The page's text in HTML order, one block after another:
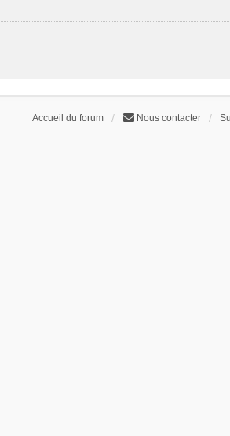
Accueil du forum Nous contacter